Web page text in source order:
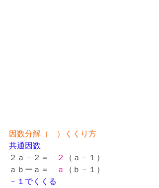
因数分解（　）くくり方
共通因数
２ａ－２＝
２
（ａ－１）
ａｂーａ＝
ａ
（ｂ－１）
－１でくくる